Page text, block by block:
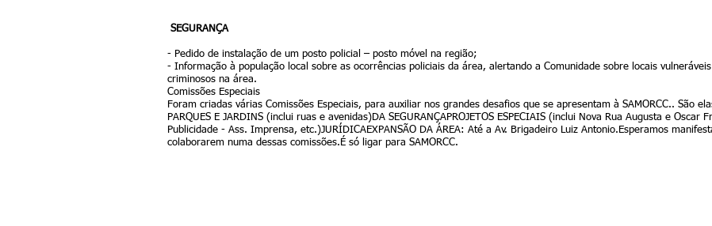
SEGURANÇA
- Pedido de instalação de um posto policial – posto móvel na região;
- Informação à população local sobre as ocorrências policiais da área, alertando a Comunidade sobre locais
criminosos na área.
Comissões Especiais
Foram criadas várias Comissões Especiais, para auxiliar nos grandes desafios que se apresentam à SAMORCC.. São
PARQUES E JARDINS (inclui ruas e avenidas)DA SEGURANÇAPROJETOS ESPECIAIS (inclui Nova Rua Augusta e Oscar
Publicidade - Ass. Imprensa, etc.)JURÍDICAEXPANSÃO DA ÁREA: Até a Av. Brigadeiro Luiz Antonio.Esperamos
colaborarem numa dessas comissões.É só ligar para SAMORCC.